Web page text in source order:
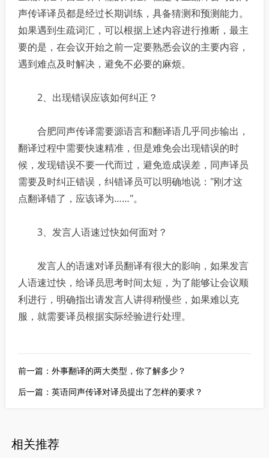
声传译译员都是经过长期训练，具备猜测和预测能力。
如果遇到生疏词汇，可以根据上述内容进行推断，最主
要的是，在会议开始之前一定要熟悉会议的主要内容，
遇到难点及时解决，避免不必要的麻烦。
2、出现错误应该如何纠正？
合肥同声传译需要源语言和翻译语几乎同步输出，
翻译过程中需要快速精准，但是难免会出现错误的时
候，发现错误不要一代而过，避免造成误差，同声译员
需要及时纠正错误，纠错译员可以明确地说："刚才这
点翻译错了，应该译为……"。
3、发言人语速过快如何面对？
发言人的语速对译员翻译有很大的影响，如果发言
人语速过快，给译员思考时间太短，为了能够让会议顺
利进行，明确指出请发言人讲得稍慢些，如果难以克
服，就需要译员根据实际经验进行处理。
前一篇：外事翻译的两大类型，你了解多少？
后一篇：英语同声传译对译员提出了怎样的要求？
相关推荐